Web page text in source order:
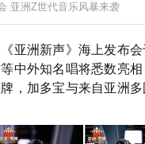
亚洲Z世代音乐风暴来袭
亚洲新声》海上发布
中外知名唱将悉数亮
，加多宝与来自亚洲多